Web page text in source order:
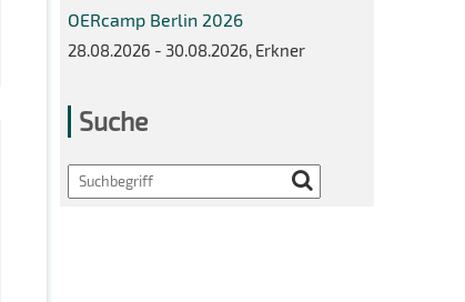
OERcamp Berlin 2026
28.08.2026 - 30.08.2026, Erkner
Suche
Search